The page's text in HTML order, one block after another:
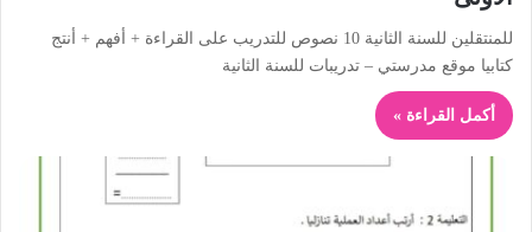
للمنتقلين للسنة الثانية 10 نصوص للتدريب على القراءة + أفهم + أنتج
كتابيا موقع مدرستي – تدريبات للسنة الثانية
أكمل القراءة »